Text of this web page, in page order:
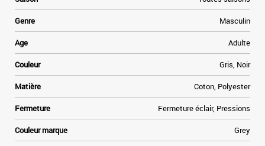
Genre Masculin
Age Adulte
Couleur Gris, Noir
Matière Coton, Polyester
Fermeture Fermeture éclair, Pressions
Couleur marque Grey